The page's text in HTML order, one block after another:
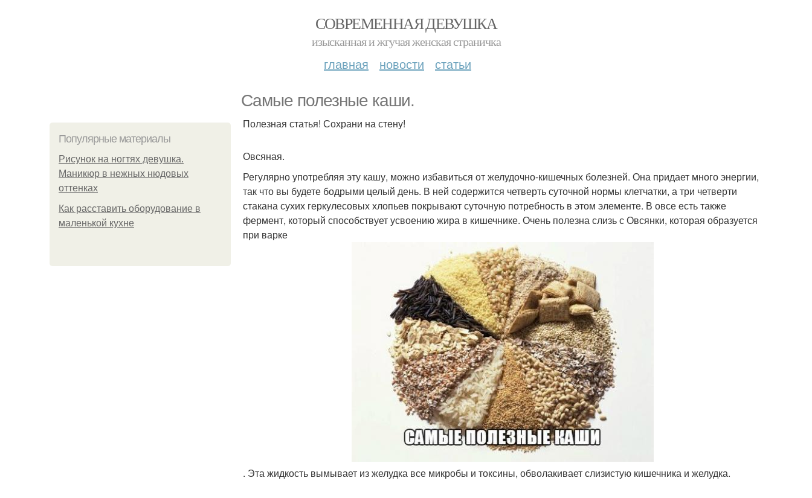
СОВРЕМЕННАЯ ДЕВУШКА
изысканная и жгучая женская страничка
главная новости статьи
Самые полезные каши.
Популярные материалы
Рисунок на ногтях девушка.
Маникюр в нежных нюдовых
оттенках
Как расставить оборудование в
маленькой кухне
Полезная статья! Сохрани на стену!
Овсяная.
Регулярно употребляя эту кашу, можно избавиться от желудочно-кишечных болезней. Она придает много энергии,
так что вы будете бодрыми целый день. В ней содержится четверть суточной нормы клетчатки, а три четверти
стакана сухих геркулесовых хлопьев покрывают суточную потребность в этом элементе. В овсе есть также
фермент, который способствует усвоению жира в кишечнике. Очень полезна слизь с Овсянки, которая образуется
при варке
. Эта жидкость вымывает из желудка все микробы и токсины, обволакивает слизистую кишечника и желудка.